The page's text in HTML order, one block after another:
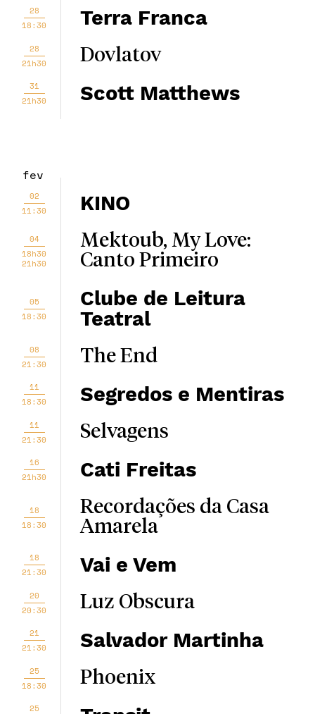
28
18:30
Terra Franca
28
21h30
Dovlatov
31
21h30
Scott Matthews
fev
02
11:30
KINO
04
18h30
21h30
Mektoub, My Love:
Canto Primeiro
05
18:30
Clube de Leitura
Teatral
08
21:30
The End
11
18:30
Segredos e Mentiras
11
21:30
Selvagens
16
21h30
Cati Freitas
18
18:30
Recordações da Casa
Amarela
18
21:30
Vai e Vem
20
20:30
Luz Obscura
21
21:30
Salvador Martinha
25
18:30
Phoenix
25